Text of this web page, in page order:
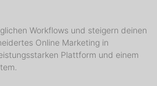
Workflows und steigern deinen
Online Marketing in
Plattform und einem